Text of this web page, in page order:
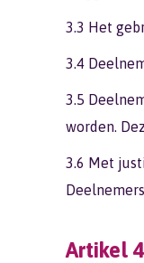
3.3 Het
3.4
3.5
worden.
3.6 Met
Artikel